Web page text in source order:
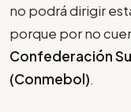
no podrá dirigir
porque por no
Confederación
(Conmebol).